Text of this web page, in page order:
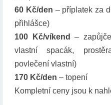
60 Kč/den – příplatek za
přihlášce)
100 Kč/víkend
–
vlastní spacák,
povlečení vlastní)
170 Kč/den – topení
Kompletní ceny jsou k